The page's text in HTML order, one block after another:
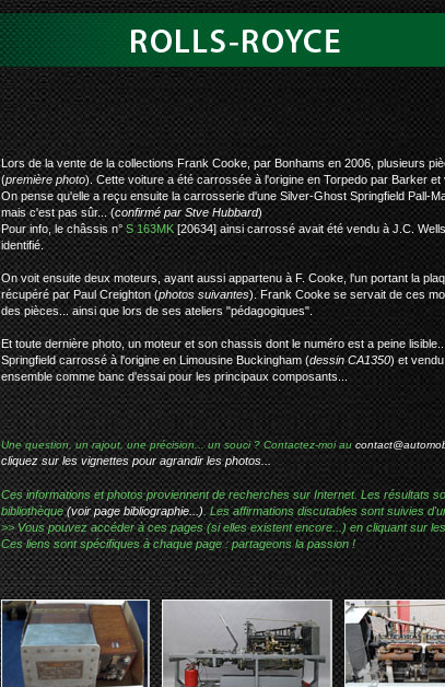
rolls-royce
Lors de la vente de la collections Frank Cooke, par Bonhams en 2006, plusieurs
(première photo). Cette voiture a été carrossée à l'origine en Torpedo par Barker
On pense qu'elle a reçu ensuite la carrosserie d'une Silver-Ghost Springfield Pall-
mais c'est pas sûr... (confirmé par Stve Hubbard)
Pour info, le châssis n°S 163MK [20634] ainsi carrossé avait été vendu à J.C.
identifié.
On voit ensuite deux moteurs, ayant aussi appartenu à F. Cooke, l'un portant la
récupéré par Paul Creighton (photos suivantes). Frank Cooke se servait de ces
des pièces... ainsi que lors de ses ateliers "pédagogiques".
Et toute dernière photo, un moteur et son chassis dont le numéro est a peine
Springfield carrossé à l'origine en Limousine Buckingham (dessin CA1350) et
ensemble comme banc d'essai pour les principaux composants...
Une question, un rajout, une précision... un souci ? Contactez-moi au
cliquez sur les vignettes pour agrandir les photos...
Ces informations et photos proviennent de recherches sur Internet. Les résultats
bibliothèque(voir page bibliographie...). Les affirmations discutables sont suivies
>> Vous pouvez accéder à ces pages (si elles existent encore...) en cliquant sur
Ces liens sont spécifiques à chaque page : partageons la passion !